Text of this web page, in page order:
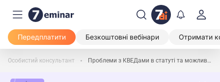
Передплатити Безкоштовні вебінари Отримати
Особистий консультант Проблеми з КВЕДами в статуті та можливі наслідки ПДВ